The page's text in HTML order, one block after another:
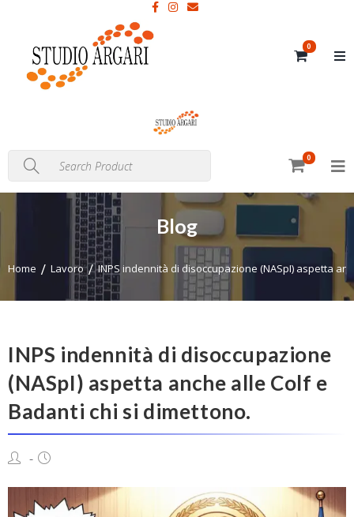
0
0
Blog
Home Lavoro INPS indennità di disoccupazione (NASpI) aspetta
INPS indennità di disoccupazione
(NASpI) aspetta anche alle Colf e
Badanti chi si dimettono.